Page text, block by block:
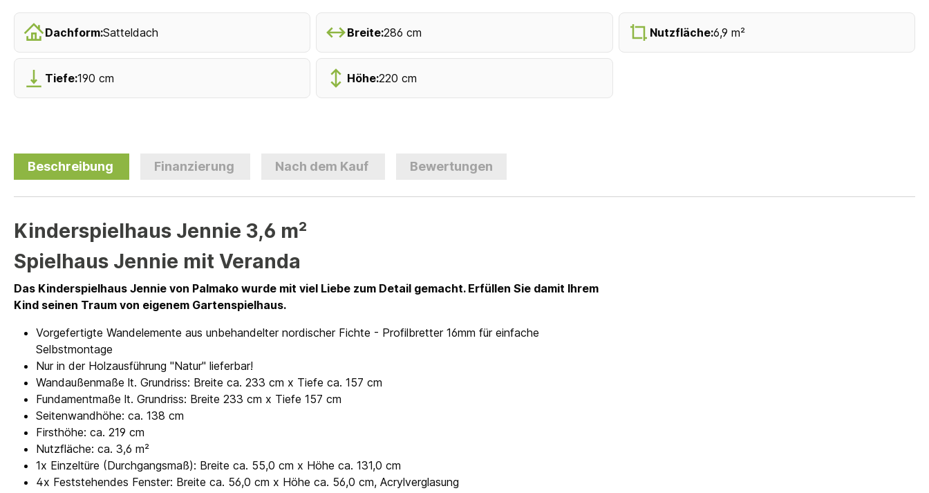
Dachform:Satteldach Breite:286 cm Nutzfläche:6,9 m²
Tiefe:190 cm Höhe:220 cm
Beschreibung Finanzierung Nach dem Kauf Bewertungen
Kinderspielhaus Jennie 3,6 m²
Spielhaus Jennie mit Veranda
Das Kinderspielhaus Jennie von Palmako wurde mit viel Liebe zum Detail gemacht. Erfüllen Sie damit Ihrem
Kind seinen Traum von eigenem Gartenspielhaus.
Vorgefertigte Wandelemente aus unbehandelter nordischer Fichte - Profilbretter 16mm für einfache
Selbstmontage
Nur in der Holzausführung "Natur" lieferbar!
Wandaußenmaße lt. Grundriss: Breite ca. 233 cm x Tiefe ca. 157 cm
Fundamentmaße lt. Grundriss: Breite 233 cm x Tiefe 157 cm
Seitenwandhöhe: ca. 138 cm
Firsthöhe: ca. 219 cm
Nutzfläche: ca. 3,6 m²
1x Einzeltüre (Durchgangsmaß): Breite ca. 55,0 cm x Höhe ca. 131,0 cm
4x Feststehendes Fenster: Breite ca. 56,0 cm x Höhe ca. 56,0 cm, Acrylverglasung